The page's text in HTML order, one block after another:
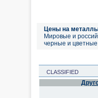
Цены на
Мировые и
черные и
CLASSIFIED